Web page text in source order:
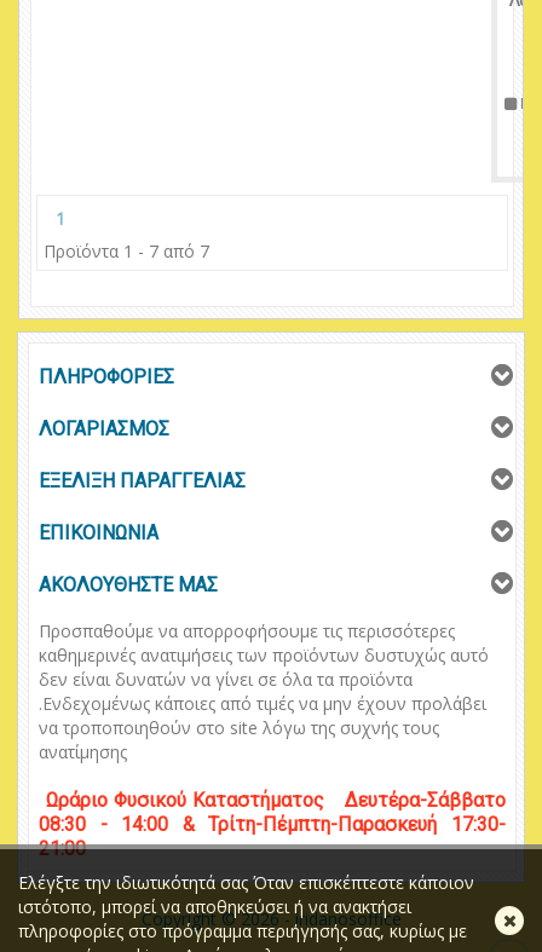
1
Προϊόντα 1 - 7 από 7
ΠΛΗΡΟΦΟΡΙΕΣ
ΛΟΓΑΡΙΑΣΜΟΣ
ΕΞΕΛΙΞΗ ΠΑΡΑΓΓΕΛΙΑΣ
ΕΠΙΚΟΙΝΩΝΙΑ
ΑΚΟΛΟΥΘΗΣΤΕ ΜΑΣ
Προσπαθούμε να απορροφήσουμε τις περισσότερες
καθημερινές ανατιμήσεις των προϊόντων δυστυχώς αυτό
δεν είναι δυνατών να γίνει σε όλα τα προϊόντα
.Ενδεχομένως κάποιες από τιμές να μην έχουν προλάβει
να τροποποιηθούν στο site λόγω της συχνής τους
ανατίμησης
Ωράριο Φυσικού Καταστήματος Δευτέρα-Σάββατο
08:30 - 14:00 & Τρίτη-Πέμπτη-Παρασκευή 17:30-
21:00
Copyright © 2026 - iridanosoffice
Ελέγξτε την ιδιωτικότητά σας Όταν επισκέπτεστε κάποιον
ιστότοπο, μπορεί να αποθηκεύσει ή να ανακτήσει
πληροφορίες στο πρόγραμμα περιήγησής σας, κυρίως με